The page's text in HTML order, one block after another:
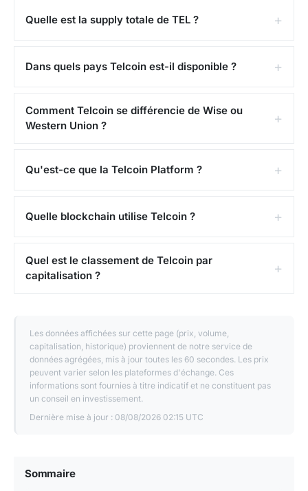
Quelle est la supply totale de TEL ?
Dans quels pays Telcoin est-il disponible ?
Comment Telcoin se différencie de Wise ou
Western Union ?
Qu'est-ce que la Telcoin Platform ?
Quelle blockchain utilise Telcoin ?
Quel est le classement de Telcoin par
capitalisation ?
Les données affichées sur cette page (prix, volume,
capitalisation, historique) proviennent de notre service de
données agrégées, mis à jour toutes les 60 secondes. Les prix
peuvent varier selon les plateformes d'échange. Ces
informations sont fournies à titre indicatif et ne constituent pas
un conseil en investissement.
Dernière mise à jour : 08/08/2026 02:15 UTC
Sommaire